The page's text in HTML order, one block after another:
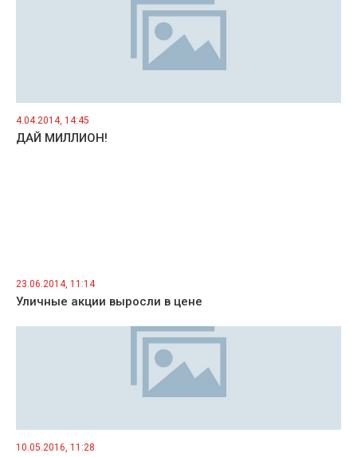
4.04.2014, 14:45
ДАЙ МИЛЛИОН!
23.06.2014, 11:14
Уличные акции выросли в цене
10.05.2016, 11:28